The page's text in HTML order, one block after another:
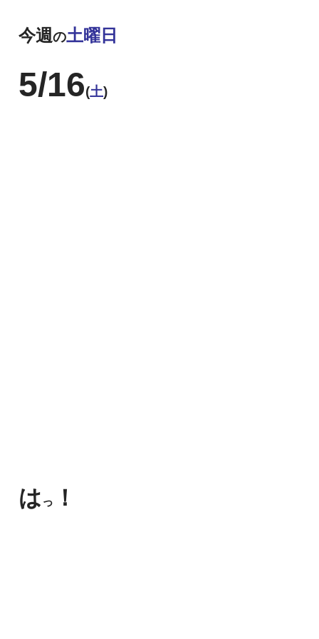
今週の土曜日
5/16(土)
は っ ！